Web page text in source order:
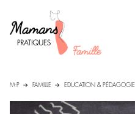
M-P FAMILLE EDUCATION & PÉDAGOGIE